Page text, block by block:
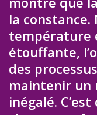
la constance.
température
étouffante,
des
maintenir un
inégalé.